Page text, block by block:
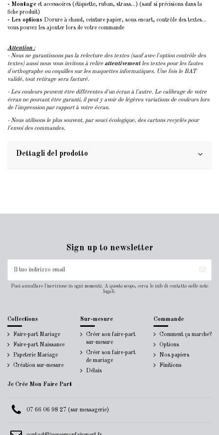
- Montage et accessoires (étiquette, ruban, strass...) (sauf si précisions dans la
fiche produit)
- Les options Dorure à chaud, ceinture papier, sous encart, contrôle des textes...
vous pouvez les ajouter lors de votre commande
Attention :
- Nous ne garantissons pas la relecture des textes (sauf avec l'option contrôle des
textes) aussi nous vous invitons à relire attentivementles textes pour les fautes
d'orthographe ou coquilles sur les maquettes informatiques. Une fois le BAT
validé, tout retirage sera facturé.
- Les couleurs peuvent être différentes d'un écran à l'autre. Le calibrage de votre
écran ne pouvant être garanti, il peut y avoir de légères variations de couleurs lors
de l'impression par rapport à votre écran.
- Nous utilisons le plus souvent, par souci écologique, des cartons recyclés pour
l'envoi des commandes.
Dettagli del prodotto
Sign up to newsletter
Puoi annullare l'iscrizione in ogni momenti. A questo scopo, cerca le info di contatto nelle note
legali.
Collections
Faire-part Mariage
Faire-part Naissance
Papeterie Mariage
Création sur-mesure
Sur-mesure
Créer son faire-part
sur-mesure
Créer son faire-part
de mariage
Délais
Commande
Comment ça marche?
Options
Nos papiers
Finitions
Je Crée Mon Faire Part
07 66 06 98 27 (sur messagerie)